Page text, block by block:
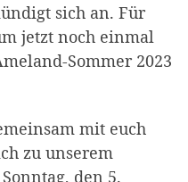
sich an. Für
jetzt noch einmal
Sommer 2023
mit euch
zu unserem
den 5.